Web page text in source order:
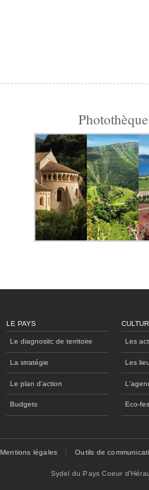
Photothèque
LE PAYS
Le diagnositc de territoire
La stratégie
Le plan d'action
Budgets
Les
Les
Eco-
Mentions légales Outils de
Sydel du Pays Coeur